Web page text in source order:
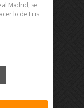
Madrid, se
lo de Luis